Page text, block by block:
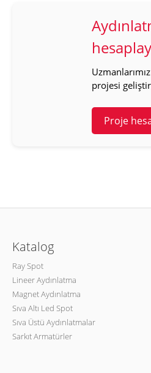
projesi
Proje
Katalog
Ray Spot
Lineer Aydınlatma
Magnet Aydınlatma
Sıva Altı Led Spot
Sıva Üstü Aydınlatmalar
Sarkıt Armatürler